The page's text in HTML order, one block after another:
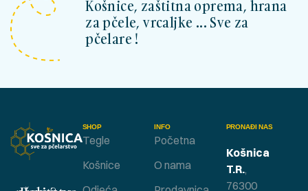
Košnice, zaštitna oprema, hrana
za pčele, vrcaljke ... Sve za
pčelare !
SHOP
Tegle
Košnice
INFO
Početna
O nama
PRONAĐI NAS
Košnica
T.R.,
76300